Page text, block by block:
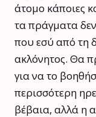
άτομο κάποιες
τα πράγματα
που εσύ από τη
ακλόνητος. Θα
για να το
περισσότερη
βέβαια, αλλά η